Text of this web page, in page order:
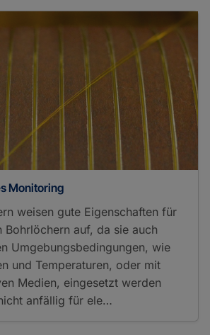
Monitoring
weisen gute Eigenschaften für
Bohrlöchern auf, da sie auch
Umgebungsbedingungen, wie
und Temperaturen, oder mit
Medien, eingesetzt werden
anfällig für ele…